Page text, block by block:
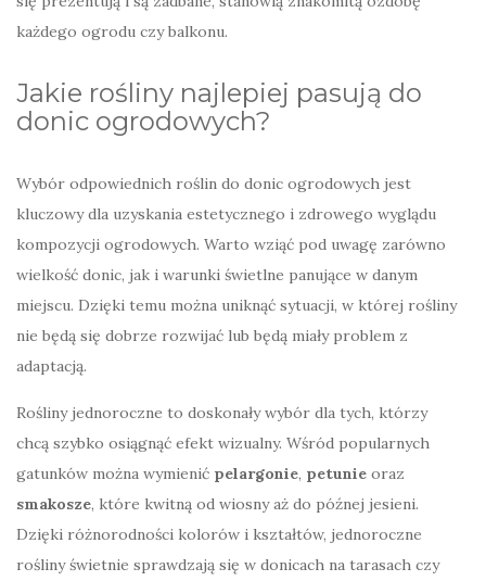
każdego ogrodu czy balkonu.
Jakie rośliny najlepiej pasują do
donic ogrodowych?
Wybór odpowiednich roślin do donic ogrodowych jest
kluczowy dla uzyskania estetycznego i zdrowego wyglądu
kompozycji ogrodowych. Warto wziąć pod uwagę zarówno
wielkość donic, jak i warunki świetlne panujące w danym
miejscu. Dzięki temu można uniknąć sytuacji, w której rośliny
nie będą się dobrze rozwijać lub będą miały problem z
adaptacją.
Rośliny jednoroczne to doskonały wybór dla tych, którzy
chcą szybko osiągnąć efekt wizualny. Wśród popularnych
gatunków można wymienić pelargonie, petunie oraz
smakosze, które kwitną od wiosny aż do późnej jesieni.
Dzięki różnorodności kolorów i kształtów, jednoroczne
rośliny świetnie sprawdzają się w donicach na tarasach czy